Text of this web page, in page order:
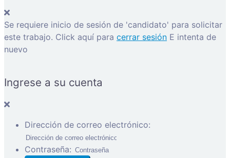
Se requiere inicio de sesión de 'candidato' para solicitar
este trabajo. Click aquí para cerrar sesión E intenta de
nuevo
Ingrese a su cuenta
Dirección de correo electrónico:
Contraseña: